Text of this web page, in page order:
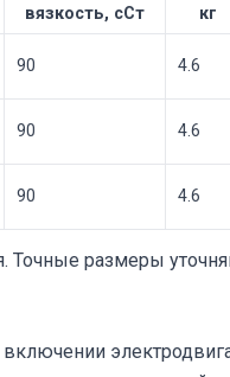
вязкость, сСт
кг
90 4.6
90 4.6
90 4.6
размеры